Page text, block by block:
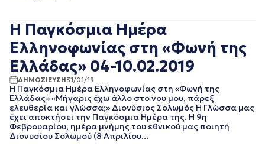
ΝΟΕΜΒΡΙΟΣ 2019
ΟΚΤΩΒΡΙΟΣ 2019
ΣΕΠΤΕΜΒΡΙΟΣ 2019
ΑΥΓΟΥΣΤΟΣ 2019
ΙΟΥΝΙΟΣ 2019
ΜΑΙΟΣ 2019
ΑΠΡΙΛΙΟΣ 2019
ΜΑΡΤΙΟΣ 2019
ΦΕΒΡΟΥΑΡΙΟΣ 2019
Η Παγκόσμια Ημέρα
Ελληνοφωνίας στη «Φωνή της
Ελλάδας» 04-10.02.2019
ΔΗΜΟΣΙΕΥΣΗ31/01/19
Η Παγκόσμια Ημέρα Ελληνοφωνίας στη «Φωνή της
Ελλάδας» «Μήγαρις έχω άλλο στο νου μου, πάρεξ
ελευθερία και γλώσσα;» Διονύσιος Σολωμός Η Γλώσσα μας
έχει αποκτήσει την Παγκόσμια Ημέρα της. Η 9η
Φεβρουαρίου, ημέρα μνήμης του εθνικού μας ποιητή
Διονυσίου Σολωμού (8 Απριλίου...